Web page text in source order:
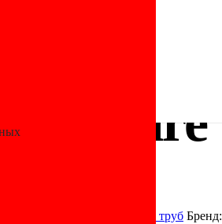
AntiFire
Фитинги для полимерных труб Бренд: